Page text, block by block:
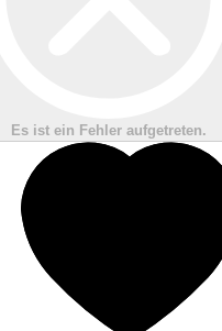
Es ist ein Fehler aufgetreten.